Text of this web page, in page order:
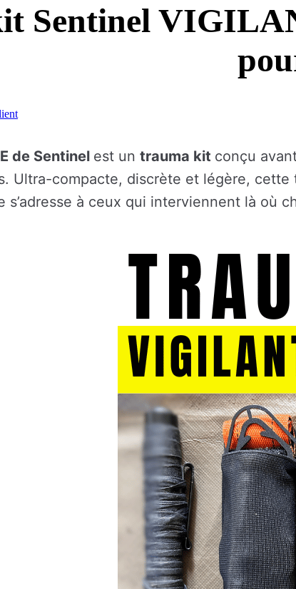
Sentinel
de Sentinel est un trauma kit conçu
Ultra-compacte, discrète et légère,
s’adresse à ceux qui interviennent là où